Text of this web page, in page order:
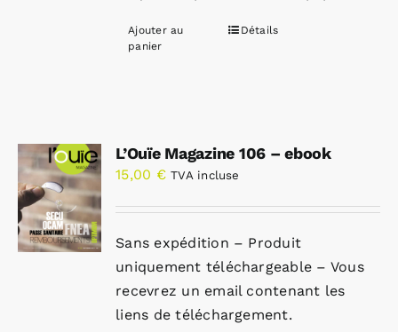
Ajouter au
panier
Détails
L’Ouïe Magazine 106 – ebook
15,00 € TVA incluse
Sans expédition – Produit
uniquement téléchargeable – Vous
recevrez un email contenant les
liens de téléchargement.